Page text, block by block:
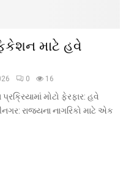
માટે હવે
0 16
મોટો ફેરફાર: હવે
રાજ્યના નાગરિકો માટે એક